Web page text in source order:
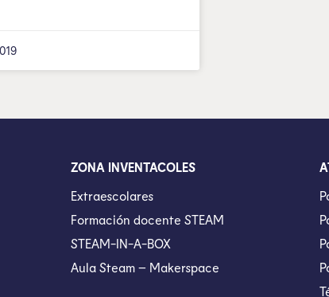
ZONA INVENTACOLES
Extraescolares
Formación docente STEAM
STEAM-IN-A-BOX
Aula Steam – Makerspace